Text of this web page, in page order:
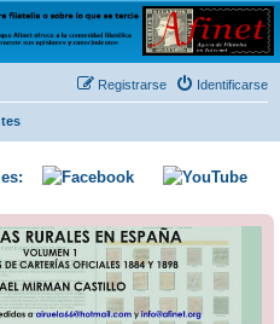
de Filatelia es un foro abierto que Afinet
que exprese libremente sus opiniones y
Identificarse
Registrarse